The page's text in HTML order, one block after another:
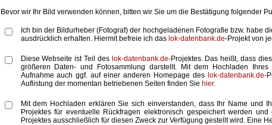
Bevor wir Ihr Bild verwenden können, bitten wir Sie um die Bestätigung folgender
Ich bin der Bildurheber (Fotograf) der hochgeladenen Fotografie bzw. habe
ausdrücklich erhalten. Hiermit befreie ich das lok-datenbank.de-Projekt von
Diese Webseite ist Teil des lok-datenbank.de-Projektes. Das heißt, dass
größeren Daten- und Fotosammlung darstellt. Mit dem Hochladen
Aufnahme auch ggf. auf einer anderen Homepage des lok-datenbank.de-
Auflistung der momentan betriebenen Seiten finden Sie hier.
Mit dem Hochladen erklären Sie sich einverstanden, dass Ihr Name und
Projektes für eventuelle Rückfragen elektronisch gespeichert werden
Projektes ausschließlich für diesen Zweck zur Verfügung gestellt wird. Eine